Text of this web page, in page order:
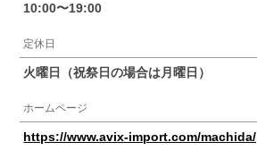
10:00〜19:00
定休日
火曜日（祝祭日の場合は月曜日）
ホームページ
https://www.avix-import.com/machida/